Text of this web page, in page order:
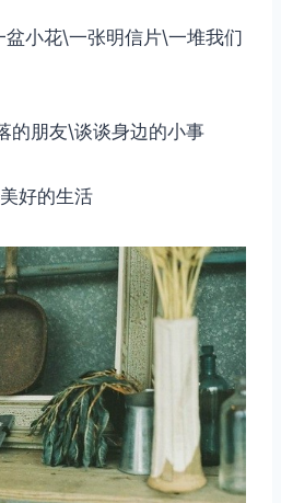
小花\一张明信片\一堆我们
的朋友\谈谈身边的小事
好的生活